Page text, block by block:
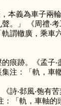
本義為車子兩
。」 《周禮‧考
軌謂轍廣，乘車
的痕跡。《孟子
注：「軌，車
詩‧邶風‧匏有
「軌，車軸的